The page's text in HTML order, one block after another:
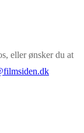
eller ønsker du at